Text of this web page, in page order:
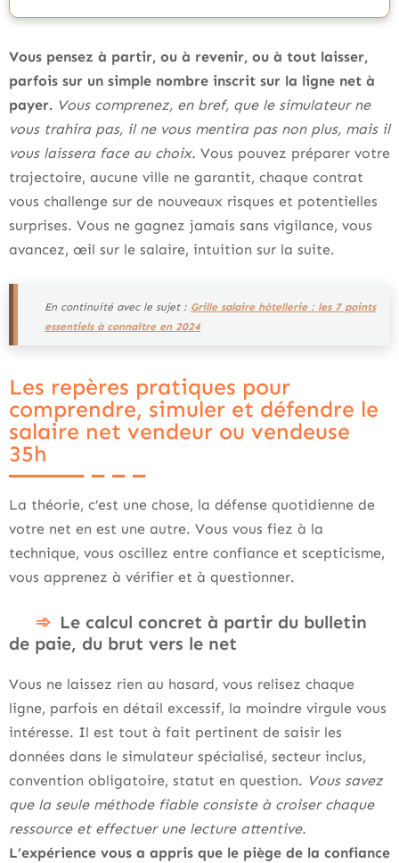
Vous pensez à partir, ou à revenir, ou à tout laisser,
parfois sur un simple nombre inscrit sur la ligne net à
payer. Vous comprenez, en bref, que le simulateur ne
vous trahira pas, il ne vous mentira pas non plus, mais il
vous laissera face au choix. Vous pouvez préparer votre
trajectoire, aucune ville ne garantit, chaque contrat
vous challenge sur de nouveaux risques et potentielles
surprises. Vous ne gagnez jamais sans vigilance, vous
avancez, œil sur le salaire, intuition sur la suite.
En continuité avec le sujet : Grille salaire hôtellerie : les 7 points
essentiels à connaître en 2024
Les repères pratiques pour
comprendre, simuler et défendre le
salaire net vendeur ou vendeuse
35h
La théorie, c’est une chose, la défense quotidienne de
votre net en est une autre. Vous vous fiez à la
technique, vous oscillez entre confiance et scepticisme,
vous apprenez à vérifier et à questionner.
Le calcul concret à partir du bulletin
de paie, du brut vers le net
Vous ne laissez rien au hasard, vous relisez chaque
ligne, parfois en détail excessif, la moindre virgule vous
intéresse. Il est tout à fait pertinent de saisir les
données dans le simulateur spécialisé, secteur inclus,
convention obligatoire, statut en question. Vous savez
que la seule méthode fiable consiste à croiser chaque
ressource et effectuer une lecture attentive.
L’expérience vous a appris que le piège de la confiance